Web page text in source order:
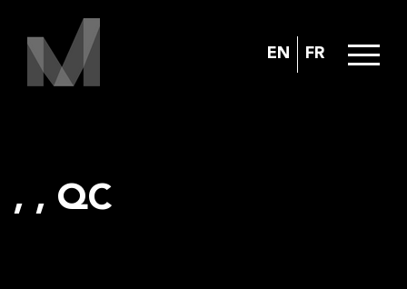
EN FR
, , QC